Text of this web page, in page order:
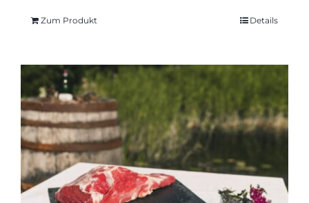
Zum Produkt Details